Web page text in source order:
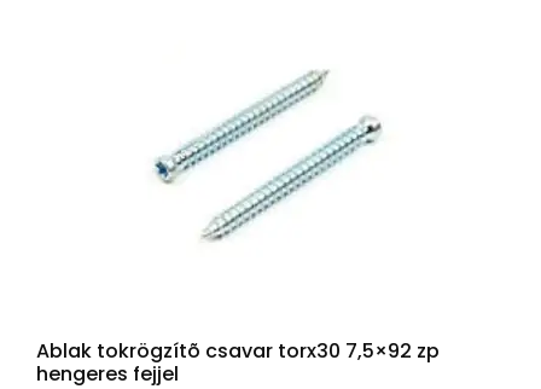
Ablak tokrögzítõ csavar torx30 7,5×92 zp
hengeres fejjel